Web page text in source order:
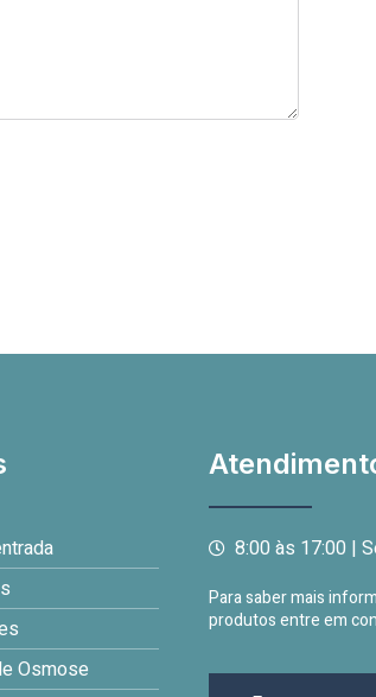
Osmose
8:00 às 17:00 |
Para saber mais
produtos entre em